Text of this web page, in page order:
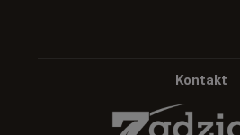
Kontakt